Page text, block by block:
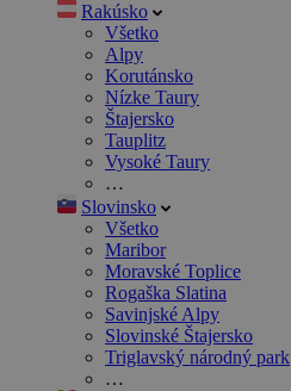
Rakúsko
Všetko
Alpy
Korutánsko
Nízke Taury
Štajersko
Tauplitz
Vysoké Taury
…
Slovinsko
Všetko
Maribor
Moravské Toplice
Rogaška Slatina
Savinjské Alpy
Slovinské Štajersko
Triglavský národný park
…